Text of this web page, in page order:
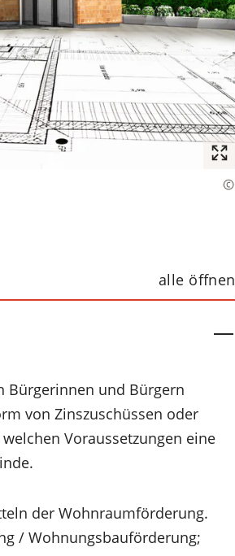
alle öffnen
Bürgerinnen und Bürgern
von Zinszuschüssen oder
Voraussetzungen eine
der Wohnraumförderung.
/ Wohnungsbauförderung;